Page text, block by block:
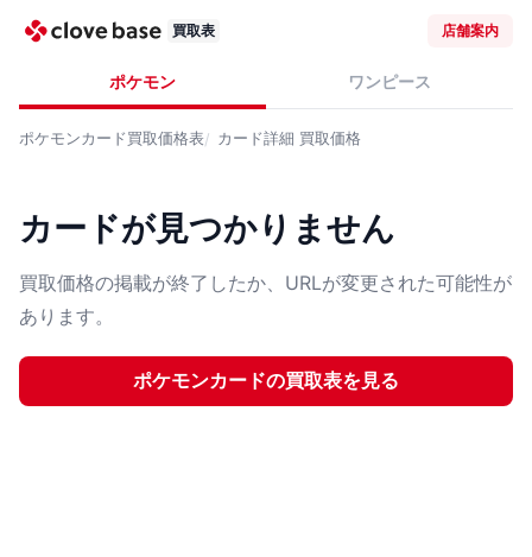
買取表 店舗案内
ポケモン ワンピース
ポケモンカード買取価格表 カード詳細 買取価格
カードが見つかりません
買取価格の掲載が終了したか、URLが変更された可能性が
あります。
ポケモンカードの買取表を見る